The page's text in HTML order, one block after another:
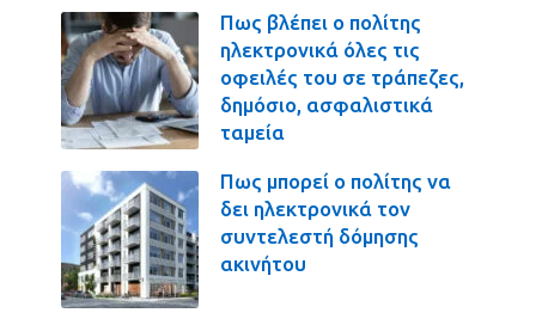
Πως βλέπει ο πολίτης
ηλεκτρονικά όλες τις
οφειλές του σε τράπεζες,
δημόσιο, ασφαλιστικά
ταμεία
Πως μπορεί ο πολίτης να
δει ηλεκτρονικά τον
συντελεστή δόμησης
ακινήτου